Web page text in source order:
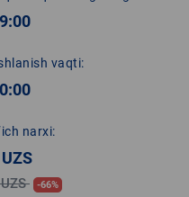
vaqti:
narxi:
-66%